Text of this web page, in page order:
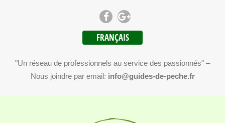
FRANÇAIS
"Un réseau de professionnels au service des passionnés" –
Nous joindre par email: info@guides-de-peche.fr